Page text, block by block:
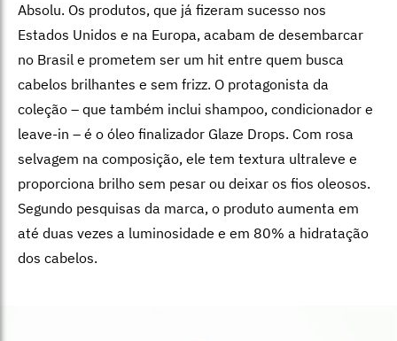
Absolu. Os produtos, que já fizeram sucesso nos
Estados Unidos e na Europa, acabam de desembarcar
no Brasil e prometem ser um hit entre quem busca
cabelos brilhantes e sem frizz. O protagonista da
coleção – que também inclui shampoo, condicionador e
leave-in – é o óleo finalizador Glaze Drops. Com rosa
selvagem na composição, ele tem textura ultraleve e
proporciona brilho sem pesar ou deixar os fios oleosos.
Segundo pesquisas da marca, o produto aumenta em
até duas vezes a luminosidade e em 80% a hidratação
dos cabelos.